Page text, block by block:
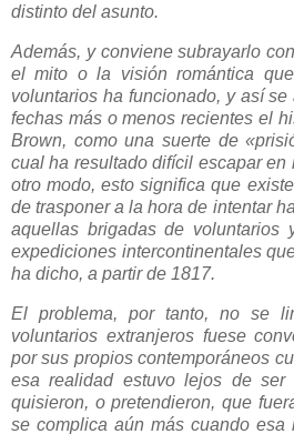
distinto del asunto.
Además, y conviene subrayarlo
el mito o la visión romántica
voluntarios ha funcionado, y así
fechas más o menos recientes el
Brown, como una suerte de
cual ha resultado difícil escapar en
otro modo, esto significa que
de trasponer a la hora de intentar
aquellas brigadas de voluntarios
expediciones intercontinentales
ha dicho, a partir de 1817.
El problema, por tanto, no se
voluntarios extranjeros fuese
por sus propios contemporáneos
esa realidad estuvo lejos de
quisieron, o pretendieron, que
se complica aún más cuando